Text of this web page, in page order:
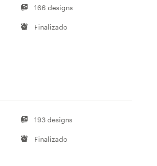
166 designs
Finalizado
193 designs
Finalizado